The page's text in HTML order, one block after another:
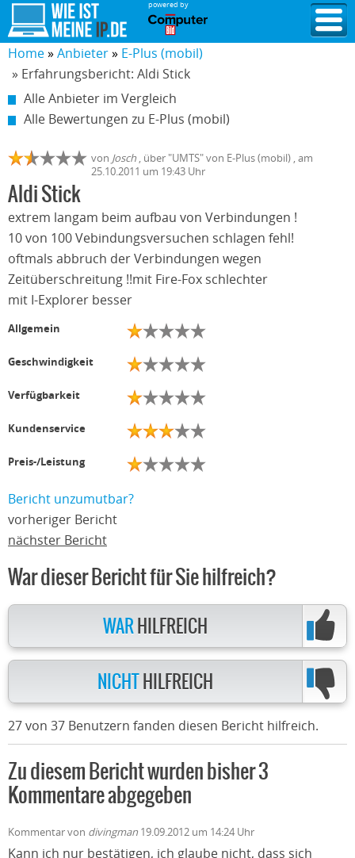
powered by
Home Anbieter
E-Plus (mobil)
» Erfahrungsbericht: Aldi Stick
Alle Anbieter im Vergleich
Alle Bewertungen zu E-Plus (mobil)
von Josch , über "UMTS" von E-Plus (mobil) , am
25.10.2011 um 19:43 Uhr
Aldi Stick
extrem langam beim aufbau von Verbindungen !
10 von 100 Vebindungsversuchen schlagen fehl!
oftmals abbruch der Verbindungen wegen
Zeitüberschreitung !!mit Fire-Fox schlechter
mit I-Explorer besser
Allgemein
Geschwindigkeit
Verfügbarkeit
Kundenservice
Preis-/Leistung
Bericht unzumutbar?
vorheriger Bericht
nächster Bericht
War dieser Bericht für Sie hilfreich?
WAR HILFREICH
NICHT HILFREICH
27 von 37 Benutzern fanden diesen Bericht hilfreich.
Zu diesem Bericht wurden bisher 3
Kommentare abgegeben
Kommentar von divingman 19.09.2012 um 14:24 Uhr
Kann ich nur bestätigen, ich glaube nicht, dass sich